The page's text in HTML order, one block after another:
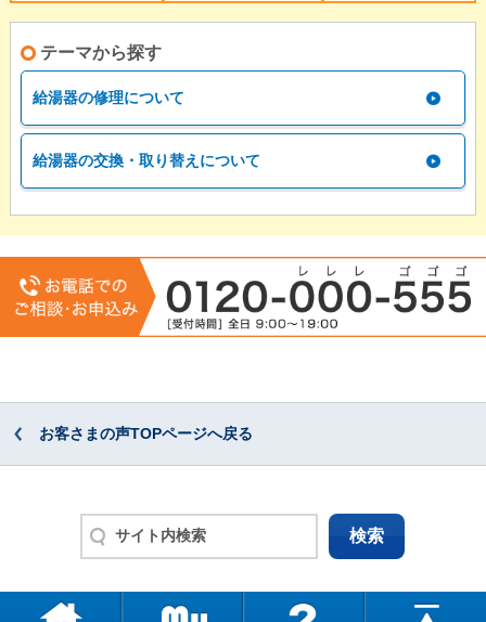
テーマから探す
給湯器の修理について
給湯器の交換・取り替えについて
お客さまの声TOPページへ戻る